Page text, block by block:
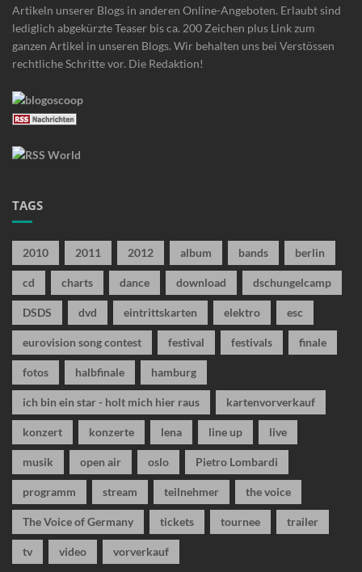
Artikeln unserer Blogs in anderen Online-Angeboten. Erlaubt sind
lediglich abgekürzte Teaser bis ca. 200 Zeichen plus Link zum
ganzen Artikel in unseren Blogs. Wir behalten uns bei Verstössen
rechtliche Schritte vor. Die Redaktion!
TAGS
2010 2011 2012 album bands berlin
cd charts dance download dschungelcamp
DSDS dvd eintrittskarten elektro esc
eurovision song contest festival festivals finale
fotos halbfinale hamburg
ich bin ein star - holt mich hier raus kartenvorverkauf
konzert konzerte lena line up live
musik open air oslo Pietro Lombardi
programm stream teilnehmer the voice
The Voice of Germany tickets tournee trailer
tv video vorverkauf